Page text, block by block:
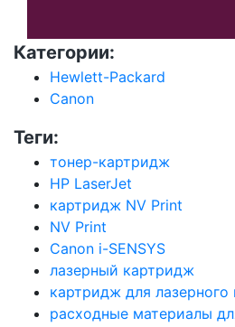
Категории:
Hewlett-Packard
Canon
Теги:
тонер-картридж
HP LaserJet
картридж NV Print
NV Print
Canon i-SENSYS
лазерный картридж
картридж для лазерного
расходные материалы